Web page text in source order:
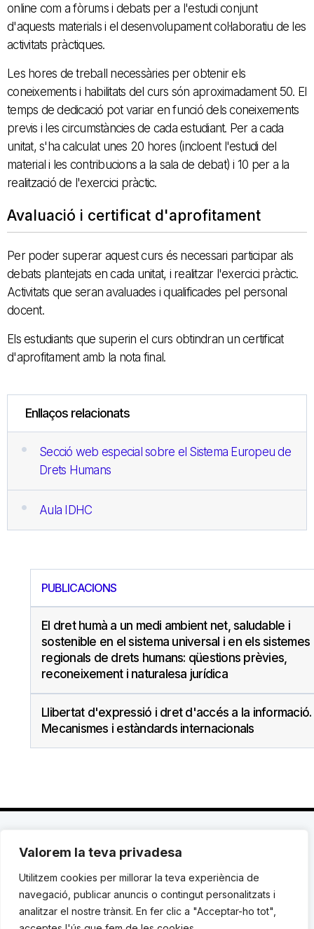
Valorem la teva privadesa
Utilitzem cookies per millorar la teva experiència de
navegació, publicar anuncis o contingut personalitzats i
analitzar el nostre trànsit. En fer clic a "Acceptar-ho tot",
online com a fòrums i debats per a l'estudi conjunt
d'aquests materials i el desenvolupament col·laboratiu de les
activitats pràctiques.
Les hores de treball necessàries per obtenir els
coneixements i habilitats del curs són aproximadament 50. El
temps de dedicació pot variar en funció dels coneixements
previs i les circumstàncies de cada estudiant. Per a cada
unitat, s'ha calculat unes 20 hores (incloent l'estudi del
material i les contribucions a la sala de debat) i 10 per a la
realització de l'exercici pràctic.
Avaluació i certificat d'aprofitament
Per poder superar aquest curs és necessari participar als
debats plantejats en cada unitat, i realitzar l'exercici pràctic.
Activitats que seran avaluades i qualificades pel personal
docent.
Els estudiants que superin el curs obtindran un certificat
d'aprofitament amb la nota final.
Enllaços relacionats
Secció web especial sobre el Sistema Europeu de
Drets Humans
Aula IDHC
PUBLICACIONS
El dret humà a un medi ambient net, saludable i
sostenible en el sistema universal i en els sistemes
regionals de drets humans: qüestions prèvies,
reconeixement i naturalesa jurídica
Llibertat d'expressió i dret d'accés a la informació.
Mecanismes i estàndards internacionals
C. Avinyó 44, 2n | 08002 Barcelona |
119 03 72|institut@idhc.org
© Institut de Drets Humans de Catalunya.